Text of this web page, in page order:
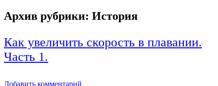
Архив рубрики: История
Как увеличить скорость в плавании.
Часть 1.
Добавить комментарий